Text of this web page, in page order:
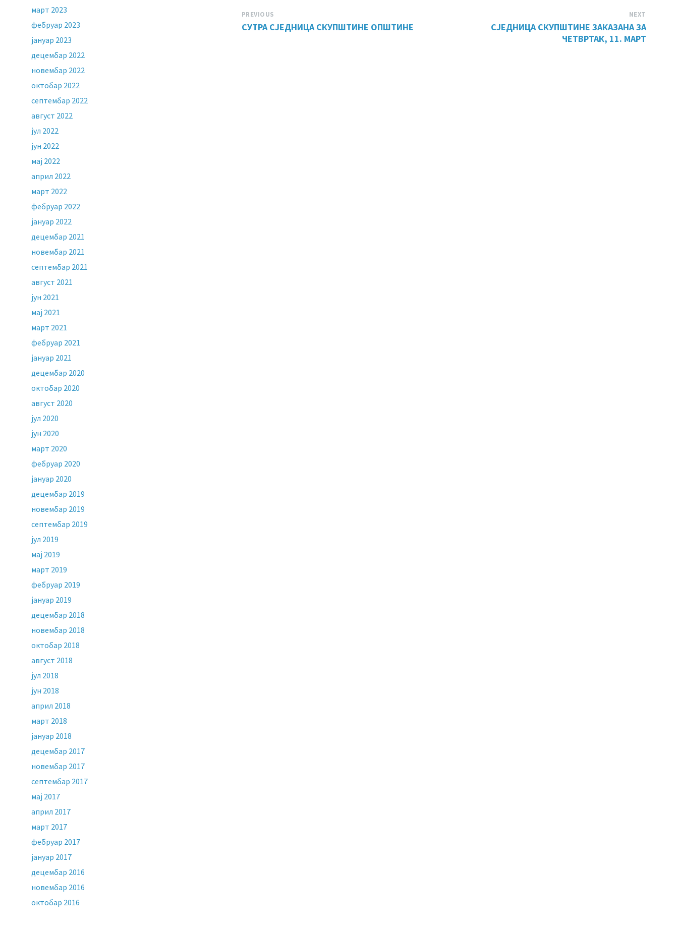
PREVIOUS
СУТРА СЈЕДНИЦА СКУПШТИНЕ ОПШТИНЕ
NEXT
СЈЕДНИЦА СКУПШТИНЕ ЗАКАЗАНА ЗА
ЧЕТВРТАК, 11. МАРТ
март 2023
фебруар 2023
јануар 2023
децембар 2022
новембар 2022
октобар 2022
септембар 2022
август 2022
јул 2022
јун 2022
мај 2022
април 2022
март 2022
фебруар 2022
јануар 2022
децембар 2021
новембар 2021
септембар 2021
август 2021
јун 2021
мај 2021
март 2021
фебруар 2021
јануар 2021
децембар 2020
октобар 2020
август 2020
јул 2020
јун 2020
март 2020
фебруар 2020
јануар 2020
децембар 2019
новембар 2019
септембар 2019
јул 2019
мај 2019
март 2019
фебруар 2019
јануар 2019
децембар 2018
новембар 2018
октобар 2018
август 2018
јул 2018
јун 2018
април 2018
март 2018
јануар 2018
децембар 2017
новембар 2017
септембар 2017
мај 2017
април 2017
март 2017
фебруар 2017
јануар 2017
децембар 2016
новембар 2016
октобар 2016